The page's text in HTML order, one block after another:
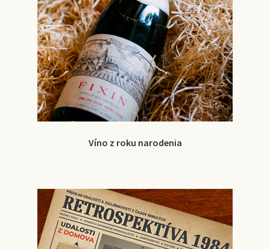
Víno z roku narodenia